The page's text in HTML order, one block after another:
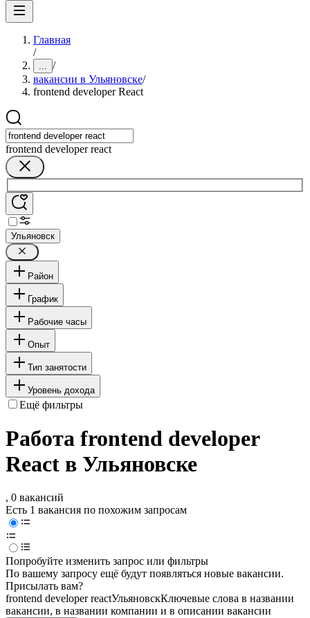
Главная
/
... /
вакансии в Ульяновске/
frontend developer React
frontend developer react
Ульяновск
Район
График
Рабочие часы
Опыт
Тип занятости
Уровень дохода
Ещё фильтры
Работа frontend developer
React в Ульяновске
, 0 вакансий
Есть 1 вакансия по похожим запросам
Попробуйте изменить запрос или фильтры
По вашему запросу ещё будут появляться новые вакансии.
Присылать вам?
frontend developer reactУльяновскКлючевые слова в названии
вакансии, в названии компании и в описании вакансии